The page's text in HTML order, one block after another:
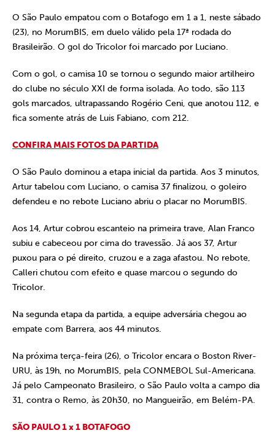
O São Paulo empatou com o Botafogo em 1 a 1, neste sábado
(23), no MorumBIS, em duelo válido pela 17ª rodada do
Brasileirão. O gol do Tricolor foi marcado por Luciano.
Com o gol, o camisa 10 se tornou o segundo maior artilheiro
do clube no século XXI de forma isolada. Ao todo, são 113
gols marcados, ultrapassando Rogério Ceni, que anotou 112, e
fica somente atrás de Luis Fabiano, com 212.
CONFIRA MAIS FOTOS DA PARTIDA
O São Paulo dominou a etapa inicial da partida. Aos 3 minutos,
Artur tabelou com Luciano, o camisa 37 finalizou, o goleiro
defendeu e no rebote Luciano abriu o placar no MorumBIS.
Aos 14, Artur cobrou escanteio na primeira trave, Alan Franco
subiu e cabeceou por cima do travessão. Já aos 37, Artur
puxou para o pé direito, cruzou e a zaga afastou. No rebote,
Calleri chutou com efeito e quase marcou o segundo do
Tricolor.
Na segunda etapa da partida, a equipe adversária chegou ao
empate com Barrera, aos 44 minutos.
Na próxima terça-feira (26), o Tricolor encara o Boston River-
URU, às 19h, no MorumBIS, pela CONMEBOL Sul-Americana.
Já pelo Campeonato Brasileiro, o São Paulo volta a campo dia
31, contra o Remo, às 20h30, no Mangueirão, em Belém-PA.
SÃO PAULO 1 x 1 BOTAFOGO